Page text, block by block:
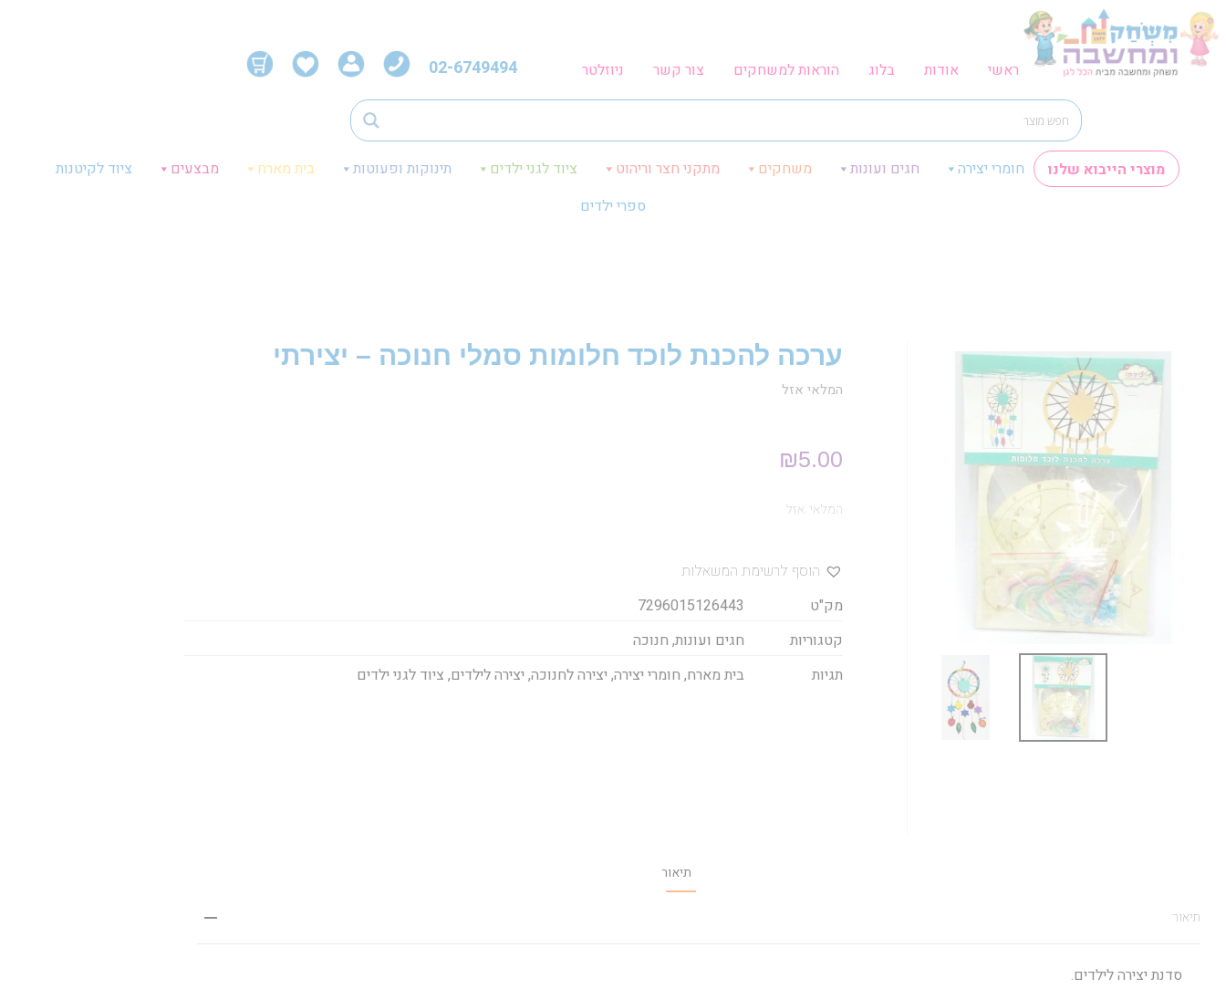
ראשי אודות בלוג הוראות למשחקים צור קשר ניוזלטר 02-6749494
מוצרי הייבוא שלנו חומרי יצירה חגים ועונות משחקים מתקני חצר וריהוט ציוד לגני ילדים תינוקות ופעוטות בית מארח מבצעים
ציוד לקיטנות
ספרי ילדים
ערכה להכנת לוכד חלומות סמלי חנוכה – יצירתי
המלאי אזל
₪5.00
המלאי אזל
הוסף לרשימת המשאלות
מק"ט
7296015126443
קטגוריות
חגים ועונות, חנוכה
תגיות
בית מארח, חומרי יצירה, יצירה לחנוכה, יצירה לילדים, ציוד לגני ילדים
תיאור
תיאור
סדנת יצירה לילדים.